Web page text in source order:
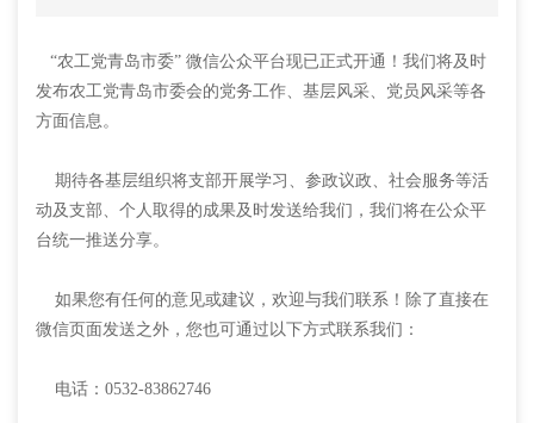
“农工党青岛市委” 微信公众平台现已正式开通！我们将及时
发布农工党青岛市委会的党务工作、基层风采、党员风采等各
方面信息。
期待各基层组织将支部开展学习、参政议政、社会服务等活
动及支部、个人取得的成果及时发送给我们，我们将在公众平
台统一推送分享。
如果您有任何的意见或建议，欢迎与我们联系！除了直接在
微信页面发送之外，您也可通过以下方式联系我们：
电话：0532-83862746